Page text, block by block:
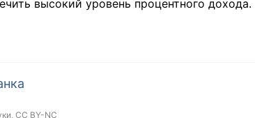
высокий уровень процентного дохода.
CC BY-NC